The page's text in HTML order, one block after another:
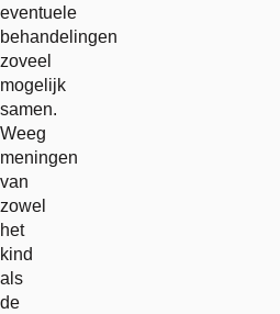
eventuele
behandelingen
zoveel
mogelijk
samen.
Weeg
meningen
van
zowel
het
kind
als
de